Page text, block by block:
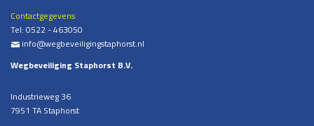
Contactgegevens
Tel: 0522 - 463050
% info@wegbeveiligingstaphorst.nl
Wegbeveiliging Staphorst B.V.
Industrieweg 36
7951 TA Staphorst